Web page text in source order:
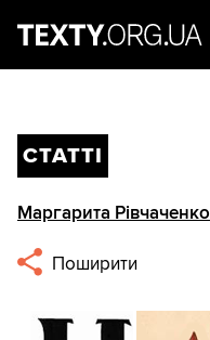
СТАТТІ
Маргарита Рівчаченко
Поширити